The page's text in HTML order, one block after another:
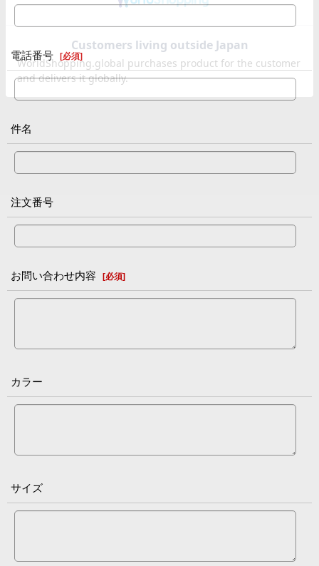
電話番号 [必須]
件名
注文番号
お問い合わせ内容 [必須]
カラー
サイズ